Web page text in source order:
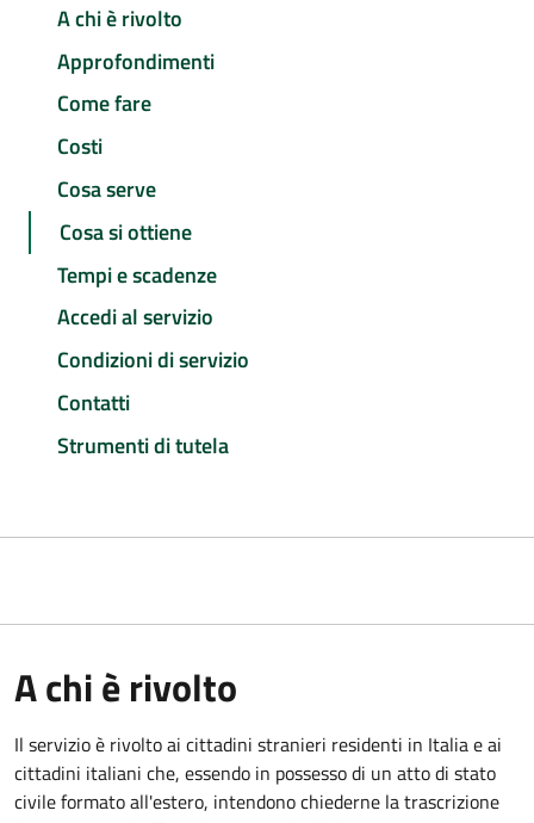
A chi è rivolto
Approfondimenti
Come fare
Costi
Cosa serve
Cosa si ottiene
Tempi e scadenze
Accedi al servizio
Condizioni di servizio
Contatti
Strumenti di tutela
A chi è rivolto
Il servizio è rivolto ai cittadini stranieri residenti in Italia e ai
cittadini italiani che, essendo in possesso di un atto di stato
civile formato all'estero, intendono chiederne la trascrizione